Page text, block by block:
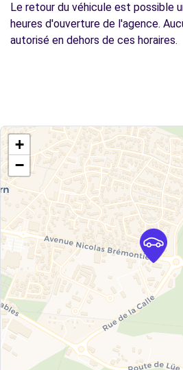
Le retour du véhicule est possible
heures d'ouverture de l'agence.
autorisé en dehors de ces horaires.
+
−